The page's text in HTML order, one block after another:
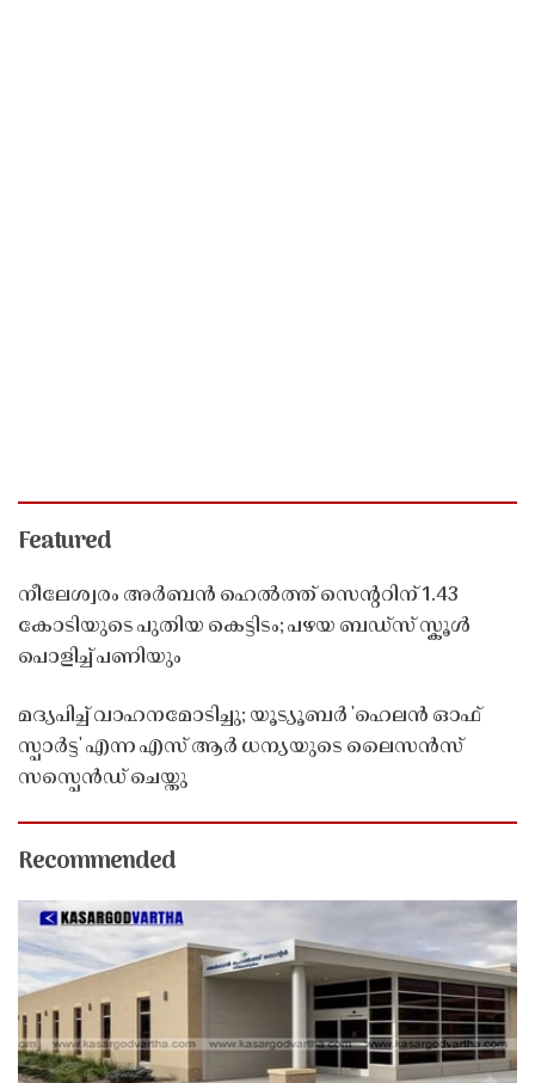
Featured
നീലേശ്വരം അർബൻ ഹെൽത്ത് സെൻ്ററിന് 1.43
കോടിയുടെ പുതിയ കെട്ടിടം; പഴയ ബഡ്സ് സ്കൂൾ
പൊളിച്ച് പണിയും
മദ്യപിച്ച് വാഹനമോടിച്ചു; യൂട്യൂബർ 'ഹെലൻ ഓഫ്
സ്പാർട്ട' എന്ന എസ് ആർ ധന്യയുടെ ലൈസൻസ്
സസ്പെൻഡ് ചെയ്തു ​​​​​​​
Recommended